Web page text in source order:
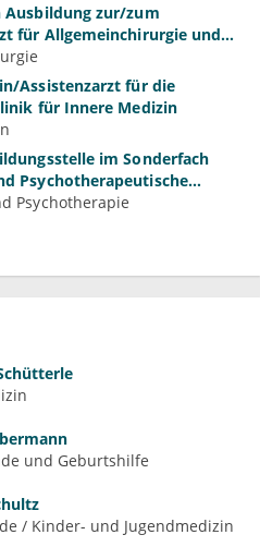
zur/zum
für Allgemeinchirurgie und
Assistenzarzt für die
für Innere Medizin
im Sonderfach
Psychotherapeutische
d)Psychotherapie
und Geburtshilfe
/ Kinder- und Jugendmedizin